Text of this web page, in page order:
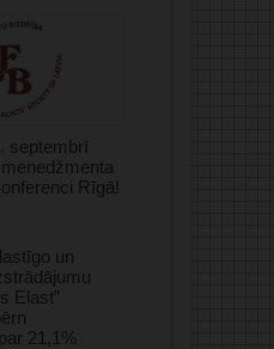
septembrī
menedžmenta
Rīgā!
un
Elast”
21,1%